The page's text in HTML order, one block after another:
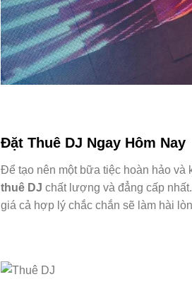
Đặt Thuê DJ Ngay Hôm Nay
Để tạo nên một bữa tiệc hoàn hảo và
thuê DJ chất lượng và đẳng cấp
giá cả hợp lý chắc chắn sẽ làm hài